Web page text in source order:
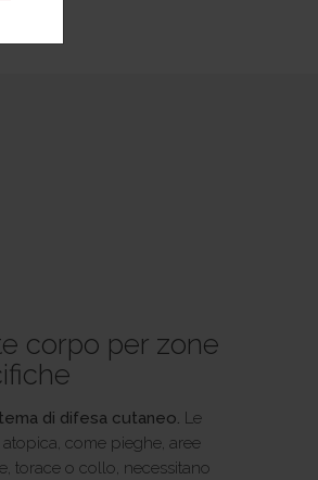
corpo per zone
di difesa cutaneo. Le
come pieghe, aree
torace o collo, necessitano